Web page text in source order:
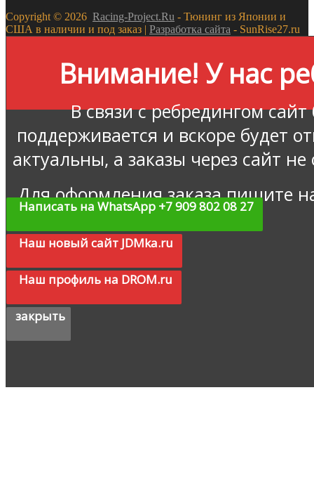
Copyright © 2026 Racing-Project.Ru - Тюнинг из Японии и
США в наличии и под заказ | Разработка сайта - SunRise27.ru
Внимание! У нас
В связи с ребредингом
поддерживается и вскоре будет
актуальны, а заказы через сайт
Для оформления заказа пишите
Написать на WhatsApp +7 909 802 08 27
Наш новый сайт JDMka.ru
Наш профиль на DROM.ru
закрыть